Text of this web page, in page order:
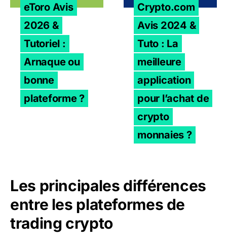
eToro Avis
2026 &
Tutoriel :
Arnaque ou
bonne
plateforme ?
Crypto.com
Avis 2024 &
Tuto : La
meilleure
application
pour l’achat de
crypto
monnaies ?
Les principales différences
entre les plateformes de
trading crypto